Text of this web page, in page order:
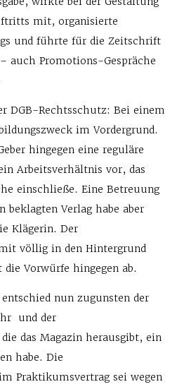
mit, organisierte
und führte für die Zeitschrift
auch Promotions-Gespräche
DGB-Rechtsschutz: Bei einem
im Vordergrund.
hingegen eine reguläre
Arbeitsverhältnis vor, das
einschließe. Eine Betreuung
beklagten Verlag habe aber
Klägerin. Der
völlig in den Hintergrund
Vorwürfe hingegen ab.
nun zugunsten der
und der
das Magazin herausgibt, ein
habe. Die
Praktikumsvertrag sei wegen